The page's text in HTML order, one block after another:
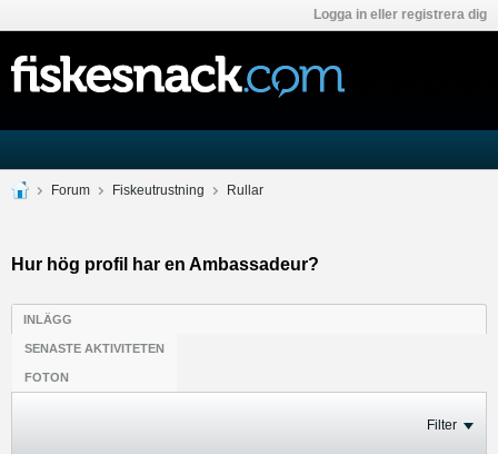
Logga in eller registrera dig
Forum Fiskeutrustning Rullar
Hur hög profil har en Ambassadeur?
INLÄGG
SENASTE AKTIVITETEN
FOTON
Filter